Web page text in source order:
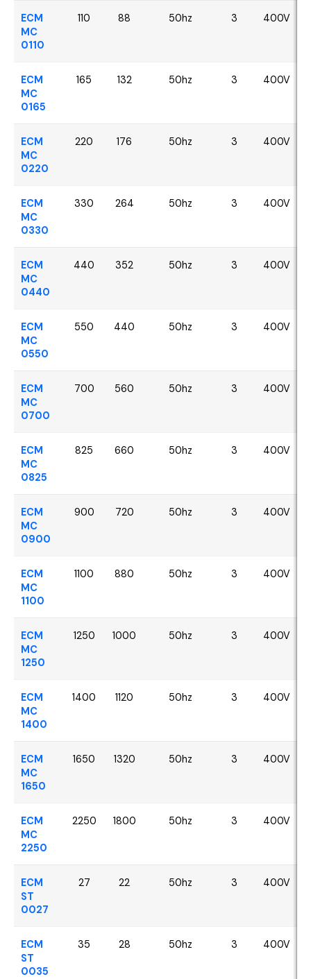
ECM
MC
0110
110 88 50hz 3 400V
ECM
MC
0165
165 132 50hz 3 400V
ECM
MC
0220
220 176 50hz 3 400V
ECM
MC
0330
330 264 50hz 3 400V
ECM
MC
0440
440 352 50hz 3 400V
ECM
MC
0550
550 440 50hz 3 400V
ECM
MC
0700
700 560 50hz 3 400V
ECM
MC
0825
825 660 50hz 3 400V
ECM
MC
0900
900 720 50hz 3 400V
ECM
MC
1100
1100 880 50hz 3 400V
ECM
MC
1250
1250 1000 50hz 3 400V
ECM
MC
1400
1400 1120 50hz 3 400V
ECM
MC
1650
1650 1320 50hz 3 400V
ECM
MC
2250
2250 1800 50hz 3 400V
ECM
ST
0027
27 22 50hz 3 400V
ECM
ST
0035
35 28 50hz 3 400V